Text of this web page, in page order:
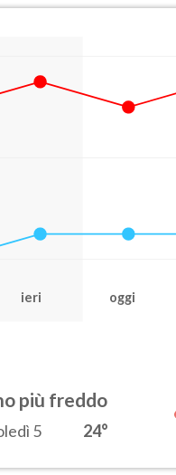
ieri oggi
più freddo
5 24°